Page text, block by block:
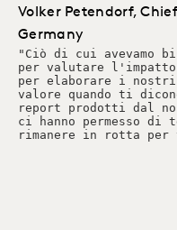
Volker Petendorf,
Germany